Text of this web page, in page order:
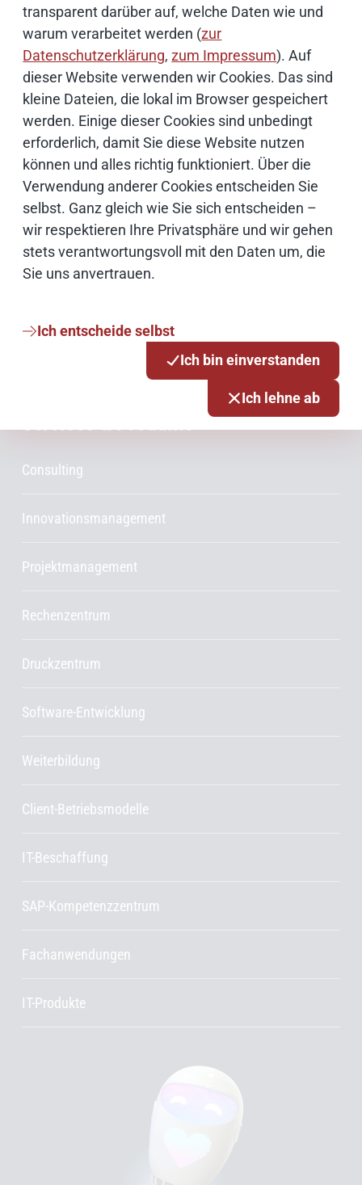
transparent darüber auf, welche Daten wie und
warum verarbeitet werden (zur
Datenschutzerklärung,zum Impressum). Auf
dieser Website verwenden wir Cookies. Das sind
kleine Dateien, die lokal im Browser gespeichert
werden. Einige dieser Cookies sind unbedingt
erforderlich, damit Sie diese Website nutzen
können und alles richtig funktioniert. Über die
Verwendung anderer Cookies entscheiden Sie
selbst. Ganz gleich wie Sie sich entscheiden –
wir respektieren Ihre Privatsphäre und wir gehen
stets verantwortungsvoll mit den Daten um, die
Sie uns anvertrauen.
Ich entscheide selbst
Ich bin einverstanden
Ich lehne ab
Schwerpunktthemen
Künstliche Intelligenz
Open Source
IT Sicherheit
Onlinezugangsgesetz
Consulting
Innovationsmanagement
Projektmanagement
Rechenzentrum
Druckzentrum
Software-Entwicklung
Weiterbildung
Client-Betriebsmodelle
IT-Beschaffung
SAP-Kompetenzzentrum
Fachanwendungen
IT-Produkte